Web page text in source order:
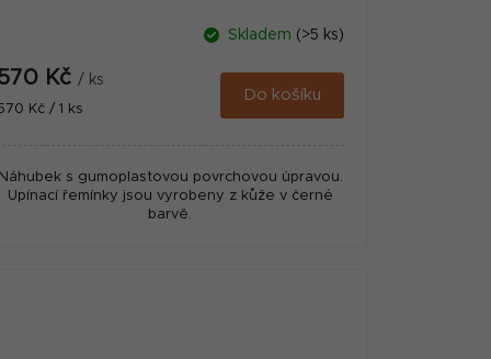
Skladem (>5 ks)
Kč / ks
Kč / 1 ks
Do košíku
s gumoplastovou povrchovou úpravou.
Upínací řemínky jsou vyrobeny z kůže v černé
barvě.